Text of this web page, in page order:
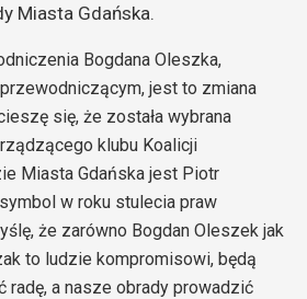
Miasta Gdańska.
Bogdana Oleszka,
jest to zmiana
się, że została wybrana
klubu Koalicji
Miasta Gdańska jest Piotr
w roku stulecia praw
że zarówno Bogdan Oleszek jak
to ludzie kompromisowi, będą
radę, a nasze obrady prowadzić